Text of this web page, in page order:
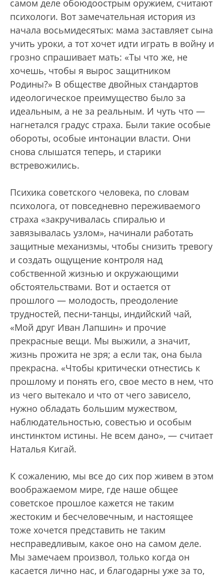
самом деле обоюдоострым оружием, считают
психологи. Вот замечательная история из
начала восьмидесятых: мама заставляет сына
учить уроки, а тот хочет идти играть в войну и
грозно спрашивает мать: «Ты что же, не
хочешь, чтобы я вырос защитником
Родины?» В обществе двойных стандартов
идеологическое преимущество было за
идеальным, а не за реальным. И чуть что —
нагнетался градус страха. Были такие особые
обороты, особые интонации власти. Они
снова слышатся теперь, и старики
встревожились.
Психика советского человека, по словам
психолога, от повседневно переживаемого
страха «закручивалась спиралью и
завязывалась узлом», начинали работать
защитные механизмы, чтобы снизить тревогу
и создать ощущение контроля над
собственной жизнью и окружающими
обстоятельствами. Вот и остается от
прошлого — молодость, преодоление
трудностей, песни-танцы, индийский чай,
«Мой друг Иван Лапшин» и прочие
прекрасные вещи. Мы выжили, а значит,
жизнь прожита не зря; а если так, она была
прекрасна. «Чтобы критически отнестись к
прошлому и понять его, свое место в нем, что
из чего вытекало и что от чего зависело,
нужно обладать большим мужеством,
наблюдательностью, совестью и особым
инстинктом истины. Не всем дано», — считает
Наталья Кигай.
К сожалению, мы все до сих пор живем в этом
воображаемом мире, где наше общее
советское прошлое кажется не таким
жестоким и бесчеловечным, и настоящее
тоже хочется представить не таким
несправедливым, какое оно на самом деле.
Мы замечаем произвол, только когда он
касается лично нас, и благодарны уже за то,